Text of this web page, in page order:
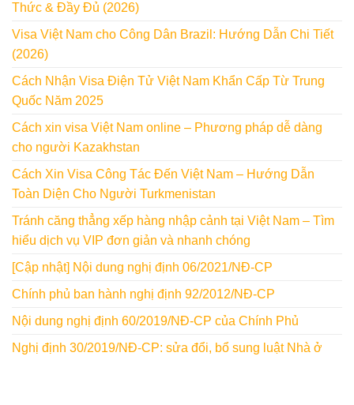
Thức & Đầy Đủ (2026)
Visa Việt Nam cho Công Dân Brazil: Hướng Dẫn Chi Tiết
(2026)
Cách Nhận Visa Điện Tử Việt Nam Khẩn Cấp Từ Trung
Quốc Năm 2025
Cách xin visa Việt Nam online – Phương pháp dễ dàng
cho người Kazakhstan
Cách Xin Visa Công Tác Đến Việt Nam – Hướng Dẫn
Toàn Diện Cho Người Turkmenistan
Tránh căng thẳng xếp hàng nhập cảnh tại Việt Nam – Tìm
hiểu dịch vụ VIP đơn giản và nhanh chóng
[Cập nhật] Nội dung nghị định 06/2021/NĐ-CP
Chính phủ ban hành nghị định 92/2012/NĐ-CP
Nội dung nghị định 60/2019/NĐ-CP của Chính Phủ
Nghị định 30/2019/NĐ-CP: sửa đổi, bổ sung luật Nhà ở